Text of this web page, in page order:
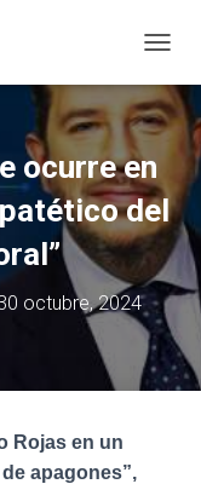
ocurre en
del
octubre, 2024
Rojas en un
apagones”,